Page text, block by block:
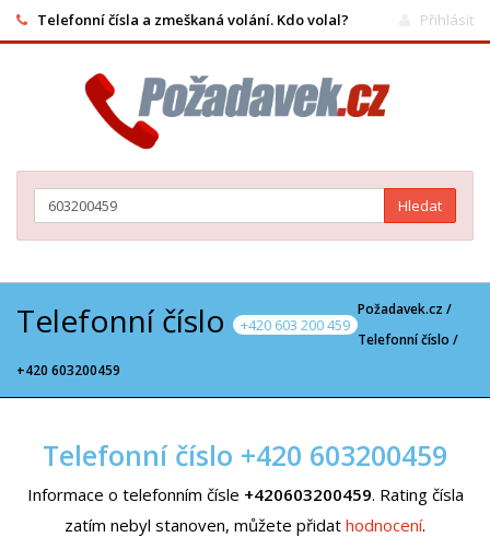
Telefonní čísla a zmeškaná volání. Kdo volal? Přihlásit
Hledat
Telefonní číslo +420 603 200 459
Požadavek.cz /
Telefonní číslo /
+420 603200459
Telefonní číslo +420 603200459
Informace o telefonním čísle +420603200459. Rating čísla
zatím nebyl stanoven, můžete přidat hodnocení.